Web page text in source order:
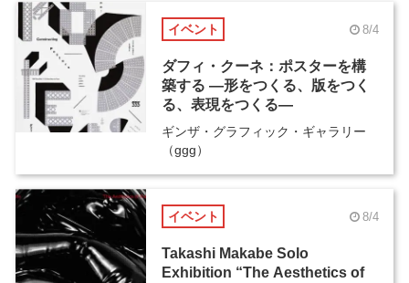
イベント 8/4
ダフィ・クーネ：ポスターを構
築する ―形をつくる、版をつく
る、表現をつくる―
ギンザ・グラフィック・ギャラリー
（ggg）
イベント 8/4
Takashi Makabe Solo
Exhibition “The Aesthetics of